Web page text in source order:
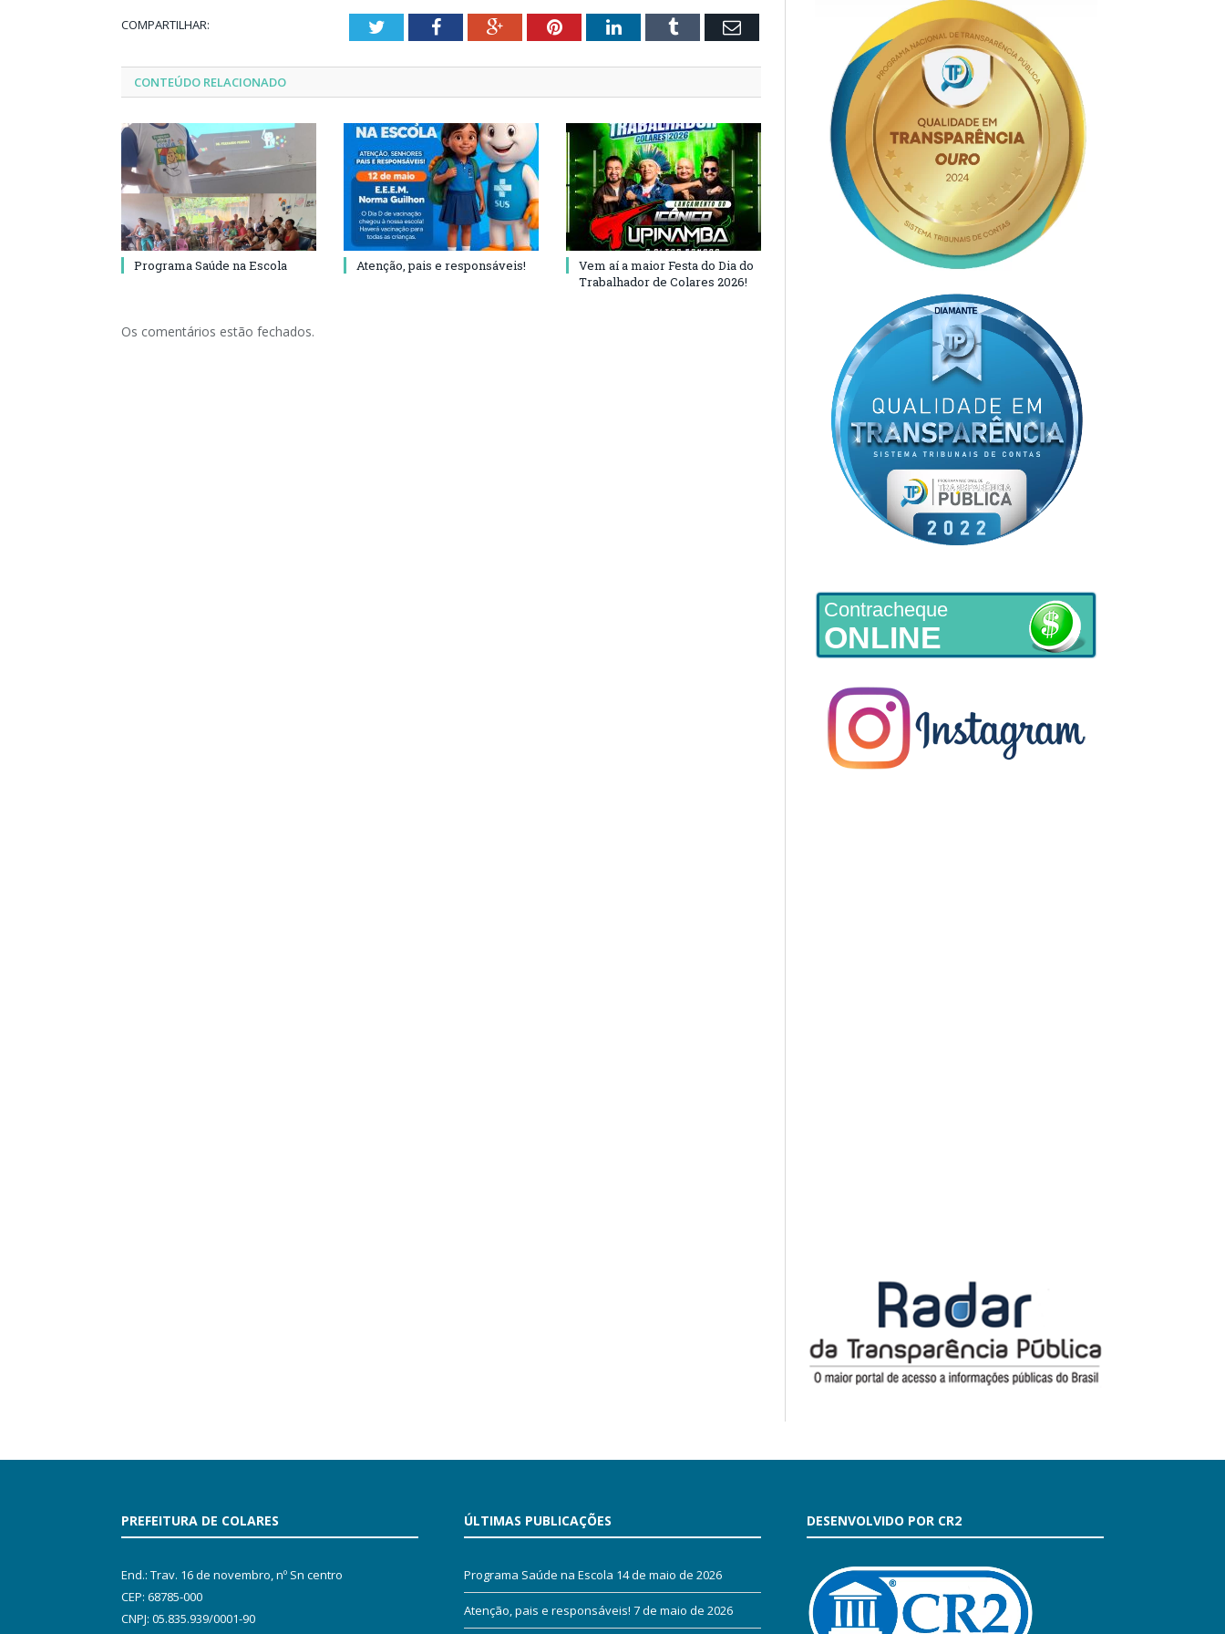
COMPARTILHAR: TwitterFacebookGoogle+PinterestLinkedInTumblr Email
CONTEÚDO RELACIONADO
Programa Saúde na Escola Atenção, pais e responsáveis!
Vem aí a maior Festa do Dia do
Trabalhador de Colares 2026!
Os comentários estão fechados.
Contracheque
ONLINE
PREFEITURA DE COLARES
End.: Trav. 16 de novembro, nº Sn centro
CEP: 68785-000
CNPJ: 05.835.939/0001-90
ÚLTIMAS PUBLICAÇÕES
Programa Saúde na Escola 14 de maio de 2026
Atenção, pais e responsáveis! 7 de maio de 2026
DESENVOLVIDO POR CR2